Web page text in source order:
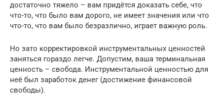
достаточно тяжело – вам придётся доказать себе, что
что-то, что было вам дорого, не имеет значения или что
что-то, что вам было безразлично, играет важную роль.
Но зато корректировкой инструментальных ценностей
заняться гораздо легче. Допустим, ваша терминальная
ценность – свобода. Инструментальной ценностью для
неё был заработок денег (достижение финансовой
свободы).